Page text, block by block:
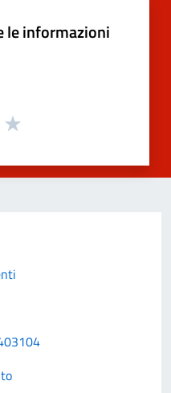
le informazioni